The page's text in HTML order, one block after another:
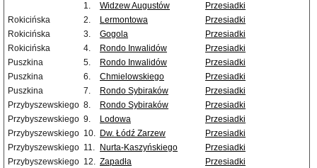
1.
Widzew Augustów
Przesiadki
Rokicińska
2. Lermontowa
Przesiadki
Rokicińska
3. Gogola
Przesiadki
Rokicińska
4. Rondo Inwalidów
Przesiadki
Puszkina
5. Rondo Inwalidów
Przesiadki
Puszkina
6. Chmielowskiego
Przesiadki
Puszkina
7. Rondo Sybiraków
Przesiadki
Przybyszewskiego 8. Rondo Sybiraków
Przesiadki
Przybyszewskiego 9. Lodowa
Przesiadki
Przybyszewskiego 10. Dw. Łódź Zarzew
Przesiadki
Przybyszewskiego 11. Nurta-Kaszyńskiego
Przesiadki
Przybyszewskiego 12. Zapadła
Przesiadki